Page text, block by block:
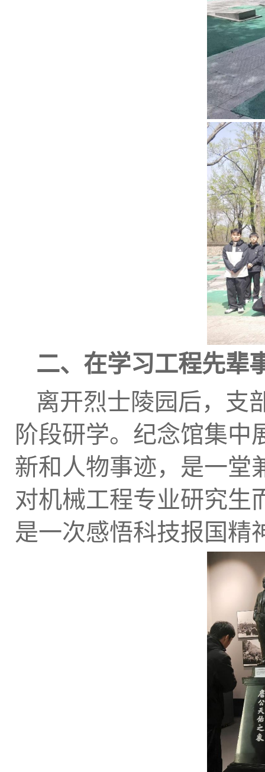
二、在学习工程先辈
离开烈士陵园后，支
阶段研学。纪念馆集中
新和人物事迹，是一堂
对机械工程专业研究生
是一次感悟科技报国精